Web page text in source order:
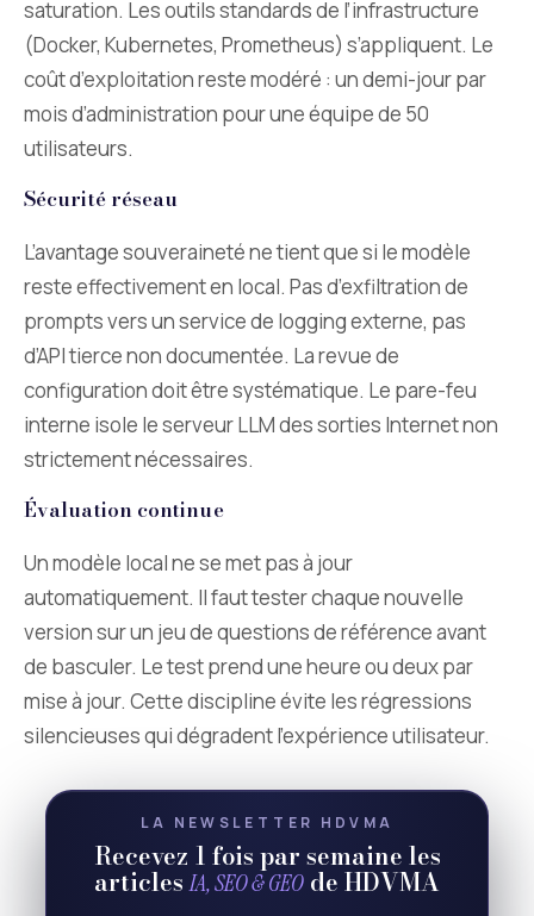
saturation. Les outils standards de l’infrastructure
(Docker, Kubernetes, Prometheus) s’appliquent. Le
coût d’exploitation reste modéré : un demi-jour par
mois d’administration pour une équipe de 50
utilisateurs.
Sécurité réseau
L’avantage souveraineté ne tient que si le modèle
reste effectivement en local. Pas d’exfiltration de
prompts vers un service de logging externe, pas
d’API tierce non documentée. La revue de
configuration doit être systématique. Le pare-feu
interne isole le serveur LLM des sorties Internet non
strictement nécessaires.
Évaluation continue
Un modèle local ne se met pas à jour
automatiquement. Il faut tester chaque nouvelle
version sur un jeu de questions de référence avant
de basculer. Le test prend une heure ou deux par
mise à jour. Cette discipline évite les régressions
silencieuses qui dégradent l’expérience utilisateur.
LA NEWSLETTER HDVMA
Recevez 1 fois par semaine les
articlesIA, SEO & GEO de HDVMA